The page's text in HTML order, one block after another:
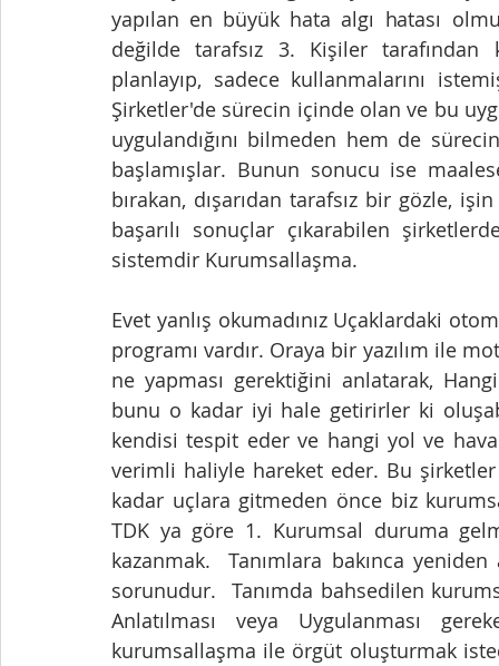
yapılan en büyük hata algı hatası
değilde tarafsız 3. Kişiler tarafından
planlayıp, sadece kullanmalarını
Şirketler'de sürecin içinde olan ve bu
uygulandığını bilmeden hem de
başlamışlar. Bunun sonucu ise
bırakan, dışarıdan tarafsız bir gözle,
başarılı sonuçlar çıkarabilen
sistemdir Kurumsallaşma.
Evet yanlış okumadınız Uçaklardaki
programı vardır. Oraya bir yazılım ile
ne yapması gerektiğini anlatarak,
bunu o kadar iyi hale getirirler ki
kendisi tespit eder ve hangi yol ve
verimli haliyle hareket eder. Bu
kadar uçlara gitmeden önce biz
TDK ya göre 1. Kurumsal duruma
kazanmak.  Tanımlara bakınca
sorunudur.  Tanımda bahsedilen
Anlatılması veya Uygulanması
kurumsallaşma ile örgüt oluşturmak